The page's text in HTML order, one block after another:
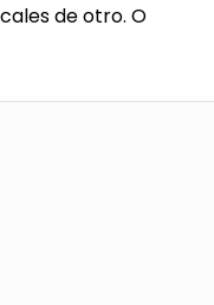
de otro. O